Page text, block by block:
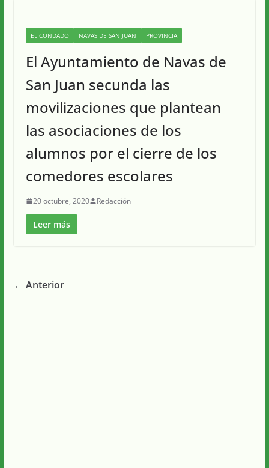
EL CONDADO NAVAS DE SAN JUAN PROVINCIA
El Ayuntamiento de Navas de
San Juan secunda las
movilizaciones que plantean
las asociaciones de los
alumnos por el cierre de los
comedores escolares
20 octubre, 2020 Redacción
Leer más
← Anterior